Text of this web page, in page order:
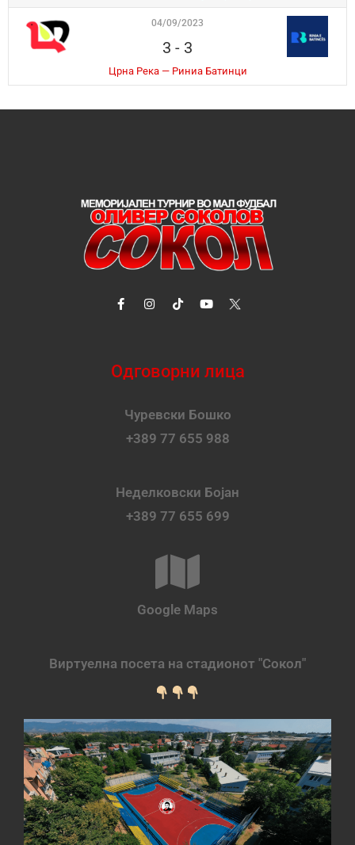
04/09/2023
3 - 3
Црна Река — Риниа Батинци
Одговорни лица
Чуревски Бошко
+389 77 655 988
Неделковски Бојан
+389 77 655 699
Google Maps
Виртуелна посета на стадионот "Сокол"